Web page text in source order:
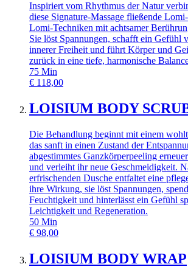
Inspiriert vom Rhythmus der Natur
diese Signature-Massage fließende Lomi-
Lomi-Techniken mit achtsamer
Sie löst Spannungen, schafft ein Gefühl
innerer Freiheit und führt Körper und
zurück in eine tiefe, harmonische
75 Min
€ 118,00
LOISIUM BODY
Die Behandlung beginnt mit einem
das sanft in einen Zustand der
abgestimmtes Ganzkörperpeeling
und verleiht ihr neue Geschmeidigkeit.
erfrischenden Dusche entfaltet eine
ihre Wirkung, sie löst Spannungen,
Feuchtigkeit und hinterlässt ein Gefühl
Leichtigkeit und Regeneration.
50 Min
€ 98,00
LOISIUM BODY WRAP